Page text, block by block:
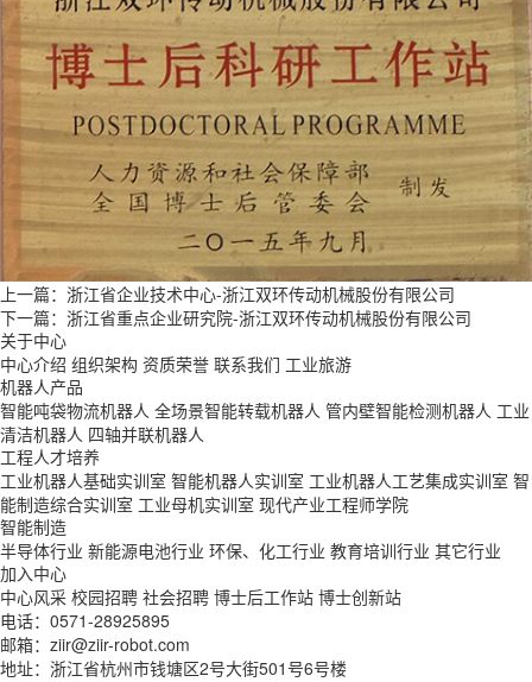
上一篇： 浙江省企业技术中心-浙江双环传动机械股份有限公司
下一篇： 浙江省重点企业研究院-浙江双环传动机械股份有限公司
关于中心
中心介绍 组织架构 资质荣誉 联系我们 工业旅游
机器人产品
智能吨袋物流机器人 全场景智能转载机器人 管内壁智能检测机器人 工业
清洁机器人 四轴并联机器人
工程人才培养
工业机器人基础实训室 智能机器人实训室 工业机器人工艺集成实训室 智
能制造综合实训室 工业母机实训室 现代产业工程师学院
智能制造
半导体行业 新能源电池行业 环保、化工行业 教育培训行业 其它行业
加入中心
中心风采 校园招聘 社会招聘 博士后工作站 博士创新站
电话：0571-28925895
邮箱：ziir@ziir-robot.com
地址：浙江省杭州市钱塘区2号大街501号6号楼